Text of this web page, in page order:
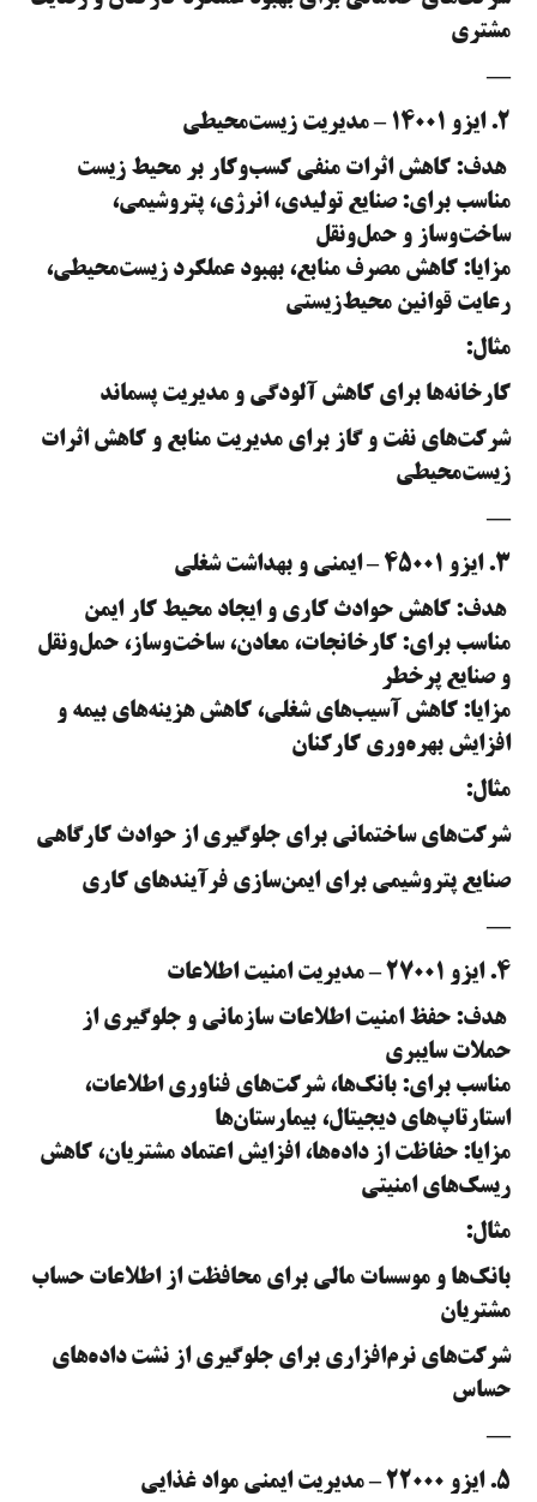
مشتری
—
۲. ایزو ۱۴۰۰۱ – مدیریت زیست‌محیطی
هدف: کاهش اثرات منفی کسب‌وکار بر محیط زیست
مناسب برای: صنایع تولیدی، انرژی، پتروشیمی،
ساخت‌وساز و حمل‌ونقل
مزایا: کاهش مصرف منابع، بهبود عملکرد زیست‌محیطی،
رعایت قوانین محیط‌زیستی
مثال:
کارخانه‌ها برای کاهش آلودگی و مدیریت پسماند
شرکت‌های نفت و گاز برای مدیریت منابع و کاهش اثرات
زیست‌محیطی
—
۳. ایزو ۴۵۰۰۱ – ایمنی و بهداشت شغلی
هدف: کاهش حوادث کاری و ایجاد محیط کار ایمن
مناسب برای: کارخانجات، معادن، ساخت‌وساز، حمل‌ونقل
و صنایع پرخطر
مزایا: کاهش آسیب‌های شغلی، کاهش هزینه‌های بیمه و
افزایش بهره‌وری کارکنان
مثال:
شرکت‌های ساختمانی برای جلوگیری از حوادث کارگاهی
صنایع پتروشیمی برای ایمن‌سازی فرآیندهای کاری
—
۴. ایزو ۲۷۰۰۱ – مدیریت امنیت اطلاعات
هدف: حفظ امنیت اطلاعات سازمانی و جلوگیری از
حملات سایبری
مناسب برای: بانک‌ها، شرکت‌های فناوری اطلاعات،
استارتاپ‌های دیجیتال، بیمارستان‌ها
مزایا: حفاظت از داده‌ها، افزایش اعتماد مشتریان، کاهش
ریسک‌های امنیتی
مثال:
بانک‌ها و موسسات مالی برای محافظت از اطلاعات حساب
مشتریان
شرکت‌های نرم‌افزاری برای جلوگیری از نشت داده‌های
حساس
—
۵. ایزو ۲۲۰۰۰ – مدیریت ایمنی مواد غذایی